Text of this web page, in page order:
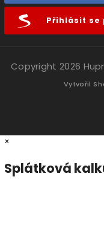
Přihlásit se
Copyright 2026
Vytvořil
×
Splátková